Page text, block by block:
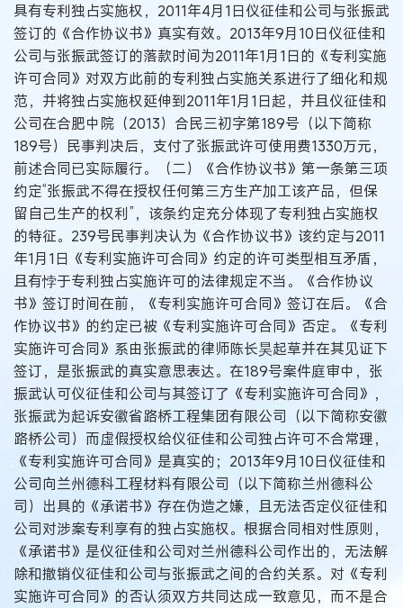
具有专利独占实施权，2011年4月1日仪征佳和公司与张振武
签订的《合作协议书》真实有效。2013年9月10日仪征佳和
公司与张振武签订的落款时间为2011年1月1日的《专利实施
许可合同》对双方此前的专利独占实施关系进行了细化和规
范，并将独占实施权延伸到2011年1月1日起，并且仪征佳和
公司在合肥中院（2013）合民三初字第189号（以下简称
189号）民事判决后，支付了张振武许可使用费1330万元，
前述合同已实际履行。（二）《合作协议书》第一条第三项
约定“张振武不得在授权任何第三方生产加工该产品，但保
留自己生产的权利”，该条约定充分体现了专利独占实施权
的特征。239号民事判决认为《合作协议书》该约定与2011
年1月1日《专利实施许可合同》约定的许可类型相互矛盾，
且有悖于专利独占实施许可的法律规定不当。《合作协议
书》签订时间在前，《专利实施许可合同》签订在后。《合
作协议书》的约定已被《专利实施许可合同》否定。《专利
实施许可合同》系由张振武的律师陈长昊起草并在其见证下
签订，是张振武的真实意思表达。在189号案件庭审中，张
振武认可仪征佳和公司与其签订了《专利实施许可合同》，
张振武为起诉安徽省路桥工程集团有限公司（以下简称安徽
路桥公司）而虚假授权给仪征佳和公司独占许可不合常理，
《专利实施许可合同》是真实的；2013年9月10日仪征佳和
公司向兰州德科工程材料有限公司（以下简称兰州德科公
司）出具的《承诺书》存在伪造之嫌，且无法否定仪征佳和
公司对涉案专利享有的独占实施权。根据合同相对性原则，
《承诺书》是仪征佳和公司对兰州德科公司作出的，无法解
除和撤销仪征佳和公司与张振武之间的合约关系。对《专利
实施许可合同》的否认须双方共同达成一致意见，而不是合